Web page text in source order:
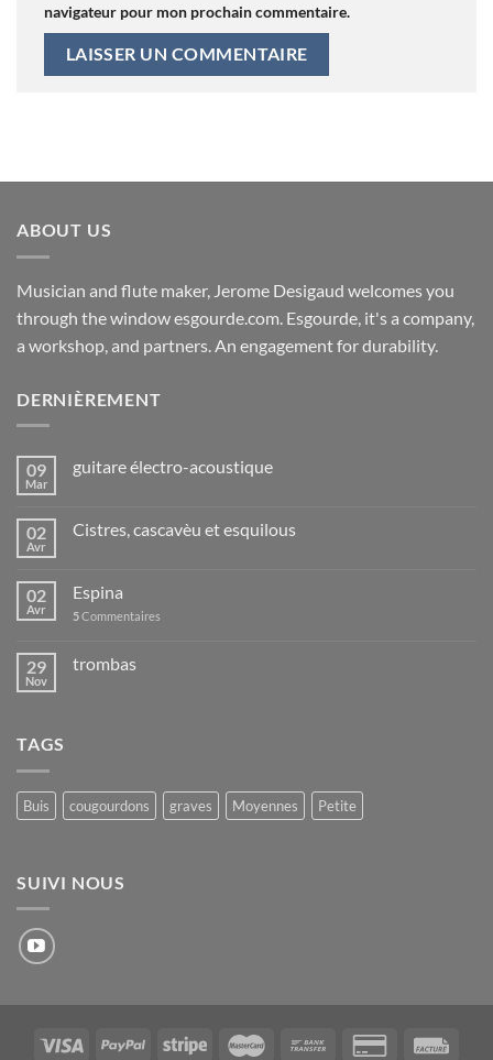
navigateur pour mon prochain commentaire.
ABOUT US
Musician and flute maker, Jerome Desigaud welcomes you
through the window esgourde.com. Esgourde, it's a company,
a workshop, and partners. An engagement for durability.
DERNIÈREMENT
09
Mar
guitare électro-acoustique
02
Avr
Cistres, cascavèu et esquilous
02
Avr
Espina
5Commentaires
29
Nov
trombas
TAGS
Buis cougourdons graves Moyennes Petite
SUIVI NOUS